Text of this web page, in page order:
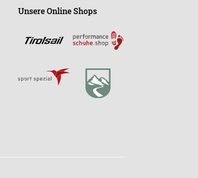
Unsere Online Shops